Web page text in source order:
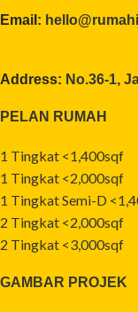
Email:
Address: No.36-1,
PELAN RUMAH
1 Tingkat <1,400sqf
1 Tingkat <2,000sqf
1 Tingkat Semi-D
2 Tingkat <2,000sqf
2 Tingkat <3,000sqf
GAMBAR PROJEK